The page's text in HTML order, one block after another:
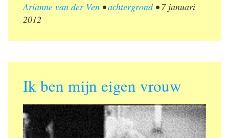
Arianne van der Ven •achtergrond•7 januari
2012
Ik ben mijn eigen vrouw